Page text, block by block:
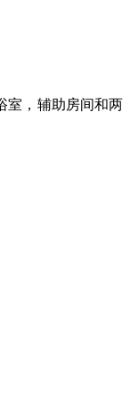
室，辅助房间和两